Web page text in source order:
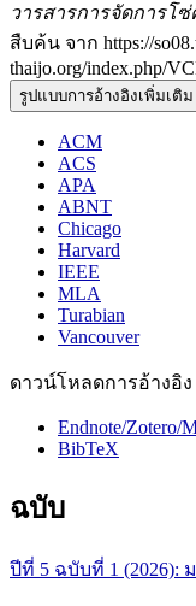
วารสารการจัดการโ
สืบค้น จาก https://
thaijo.org/index.php/
รูปแบบการอ้างอิงเพิ่มเติม
ACM
ACS
APA
ABNT
Chicago
Harvard
IEEE
MLA
Turabian
Vancouver
ดาวน์โหลดการอ้างอิง
Endnote/Zotero/
BibTeX
ฉบับ
ปีที่ 5 ฉบับที่ 1 (2026):